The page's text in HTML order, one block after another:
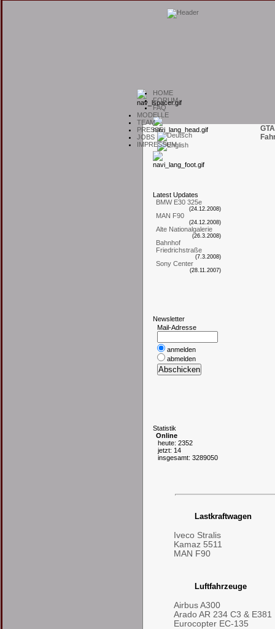
HOME
FORUM
FAQ
MODELLE
TEAM
PRESSE
JOBS
IMPRESSUM
L atest Updates
BMW E30 325e
(24.12.2008)
MAN F90
(24.12.2008)
Alte Nationalgalerie
(26.3.2008)
Bahnhof
Friedrichstraße
(7.3.2008)
Sony Center
(28.11.2007)
Newsletter
Mail-Adresse
anmelden
abmelden
Statistik
Online
heute: 2352
jetzt: 14
insgesamt: 3289050
Lastkraftwagen
Iveco Stralis
Kamaz 5511
MAN F90
Luftfahrzeuge
Airbus A300
Arado AR 234 C3 & E381
Eurocopter EC-135